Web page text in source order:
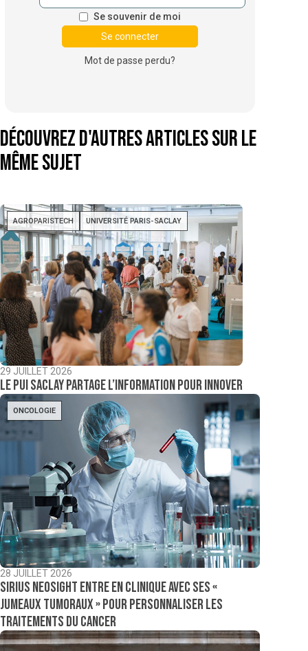
Se souvenir de moi
Mot de passe perdu?
Découvrez d'autres articles sur le
même sujet
AGROPARISTECH UNIVERSITÉ PARIS-SACLAY
29 JUILLET 2026
Le PUI Saclay partage l’information pour innover
ONCOLOGIE
28 JUILLET 2026
Sirius NeoSight entre en clinique avec ses «
jumeaux tumoraux » pour personnaliser les
traitements du cancer